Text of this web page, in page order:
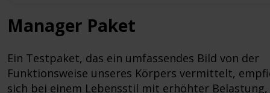
Manager Paket
Ein Testpaket, das ein umfassendes Bild von der
Funktionsweise unseres Körpers vermittelt,
sich bei einem Lebensstil mit erhöhter Belastung,